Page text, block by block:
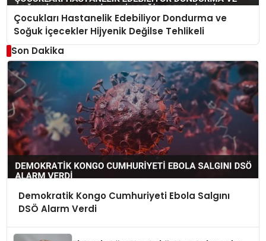
Çocukları Hastanelik Edebiliyor Dondurma ve
Soğuk İçecekler Hijyenik Değilse Tehlikeli
Son Dakika
Demokratik Kongo Cumhuriyeti Ebola Salgını
DSÖ Alarm Verdi